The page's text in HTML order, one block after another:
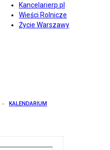
Kancelarierp.pl
Wieści Rolnicze
Życie Warszawy
KALENDARIUM